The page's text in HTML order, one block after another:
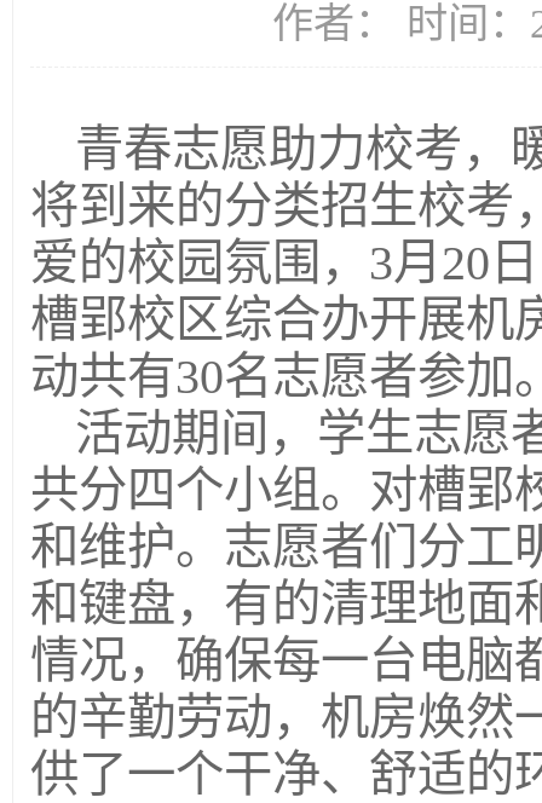
作者： 时间：
青春志愿助力校考，
将到来的分类招生校考
爱的校园氛围，3月20
槽郢校区综合办开展机
动共有30名志愿者参加
活动期间，学生志愿
共分四个小组。对槽郢
和维护。志愿者们分工
和键盘，有的清理地面
情况，确保每一台电脑
的辛勤劳动，机房焕然
供了一个干净、舒适的